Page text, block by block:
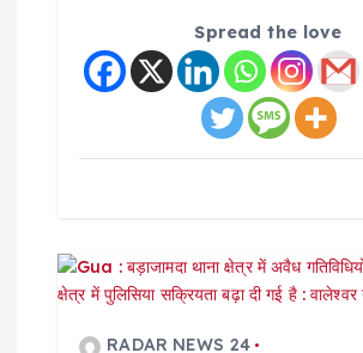
Spread the love
RADAR NEWS 24